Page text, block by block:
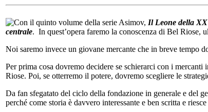
Con il quinto volume della serie Asimov, Il Leone della
centrale. In quest’opera faremo la conoscenza di Bel Riose,
Noi saremo invece un giovane mercante che in breve tempo
Per prima cosa dovremo decidere se schierarci con i
Riose. Poi, se otterremo il potere, dovremo scegliere le
Da fan sfegatato del ciclo della fondazione in generale e del
perché come storia è davvero interessante e ben scritta e